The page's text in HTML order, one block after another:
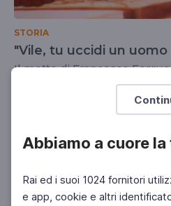
Abbiamo a cuore
Rai ed i suoi 1024 fornitori
e app, cookie e altri
STORIA
"Vile, tu uccidi un
Il motto di Francesco